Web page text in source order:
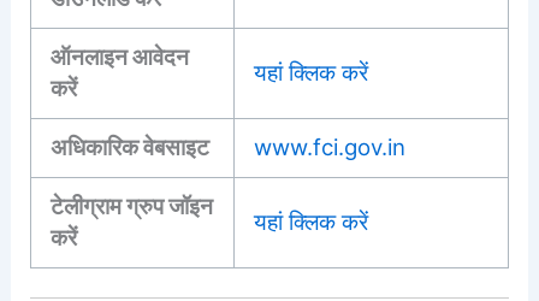
ऑनलाइन आवेदन
करें
यहां क्लिक करें
अधिकारिक वेबसाइट www.fci.gov.in
टेलीग्राम ग्रुप जॉइन
करें
यहां क्लिक करें